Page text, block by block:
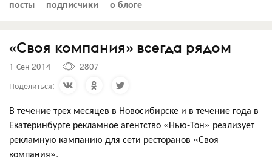
посты подписчики о блоге
«Своя компания» всегда рядом
1 Сен 2014
2807
Поделиться:
В течение трех месяцев в Новосибирске и в течение года в
Екатеринбурге рекламное агентство «Нью-Тон» реализует
рекламную кампанию для сети ресторанов «Своя
компания».